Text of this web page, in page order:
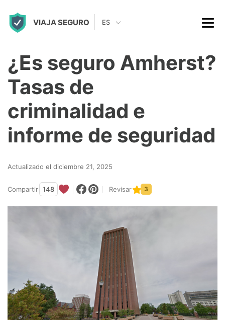
VIAJA SEGURO ES
¿Es seguro Amherst?
Tasas de
criminalidad e
informe de seguridad
Actualizado el diciembre 21, 2025
Compartir 148 Revisar 3